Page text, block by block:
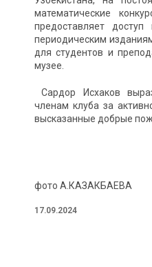
математические
предоставляет
периодическим
для студентов и
музее.
Сардор Исхаков
членам клуба за
высказанные добрые
фото А.КАЗАКБАЕВА
17.09.2024